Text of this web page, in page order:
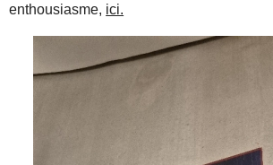
enthousiasme, ici.